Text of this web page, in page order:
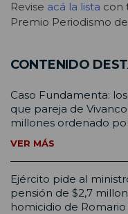
Revise acá la lista con
Premio Periodismo
CONTENIDO
Caso Fundamenta:
que pareja de
millones ordenado
VER MÁS
Ejército pide al
pensión de $2,7
homicidio de Romario